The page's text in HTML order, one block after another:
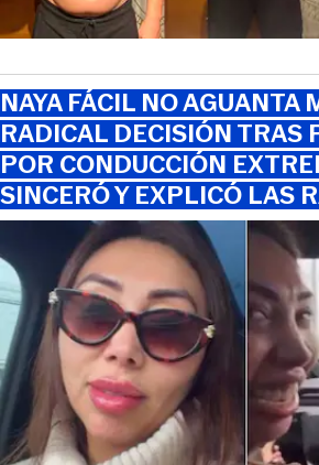
NAYA FÁCIL NO AGUANTA
RADICAL DECISIÓN TRAS
POR CONDUCCIÓN
SINCERÓ Y EXPLICÓ LAS